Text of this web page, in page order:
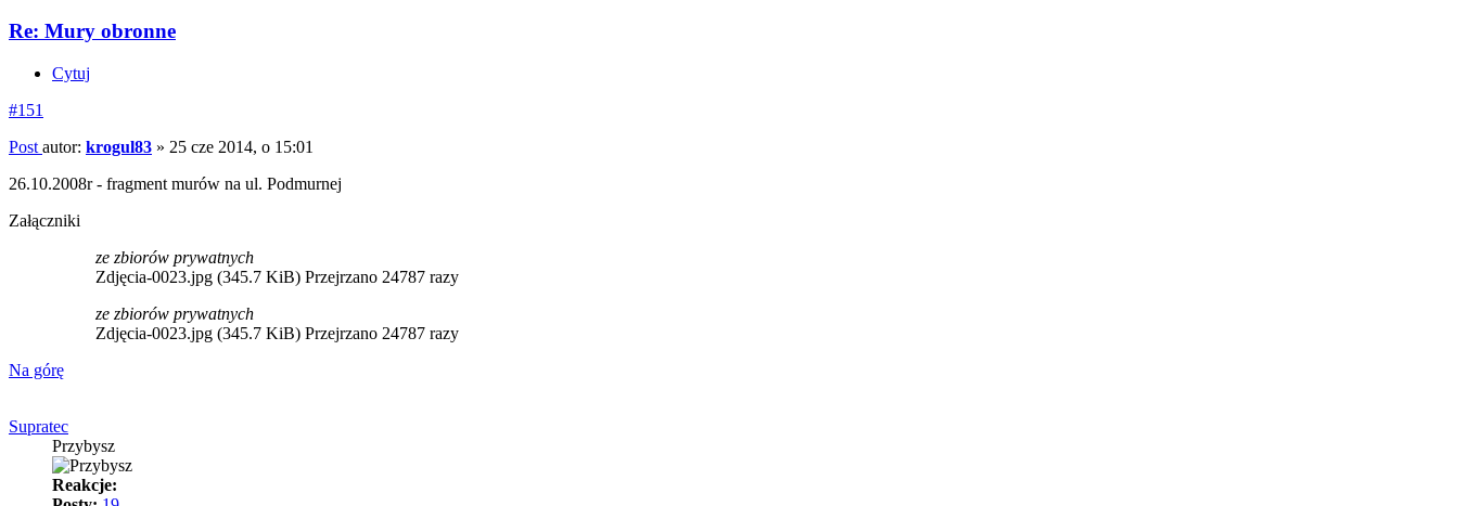
Re: Mury obronne
Cytuj
#151
Post autor: krogul83 » 25 cze 2014, o 15:01
26.10.2008r - fragment murów na ul. Podmurnej
Załączniki
ze zbiorów prywatnych
Zdjęcia-0023.jpg (345.7 KiB) Przejrzano 24787 razy
ze zbiorów prywatnych
Zdjęcia-0023.jpg (345.7 KiB) Przejrzano 24787 razy
Na górę
Supratec
Przybysz
Reakcje: